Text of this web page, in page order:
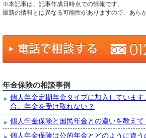
※本記事は、記事作成日時点での情報です。
最新の情報とは異なる可能性がありますので、あら
年金保険の相談事例
個人年金定期年金タイプに加入していま
合、年金を受け取れない？
個人年金保険と国民年金との違いを教えて
個人年金保険は公的年金とどのように違う